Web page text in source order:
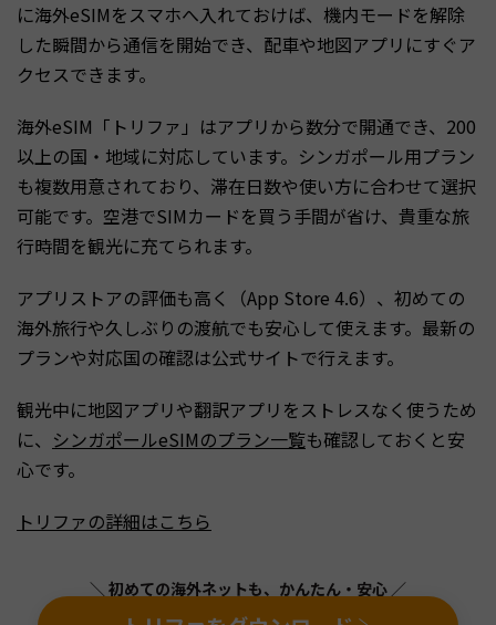
に海外eSIMをスマホへ入れておけば、機内モードを解除
した瞬間から通信を開始でき、配車や地図アプリにすぐア
クセスできます。
海外eSIM「トリファ」はアプリから数分で開通でき、200
以上の国・地域に対応しています。シンガポール用プラン
も複数用意されており、滞在日数や使い方に合わせて選択
可能です。空港でSIMカードを買う手間が省け、貴重な旅
行時間を観光に充てられます。
アプリストアの評価も高く（App Store 4.6）、初めての
海外旅行や久しぶりの渡航でも安心して使えます。最新の
プランや対応国の確認は公式サイトで行えます。
観光中に地図アプリや翻訳アプリをストレスなく使うため
に、 シンガポールeSIMのプラン一覧も確認しておくと安
心です。
トリファの詳細はこちら
＼ 初めての海外ネットも、かんたん・安心 ／